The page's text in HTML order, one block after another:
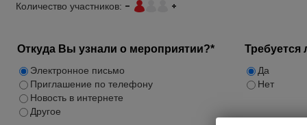
Количество участников:
Откуда Вы узнали о мероприятии?*
Электронное письмо
Приглашение по телефону
Новость в интернете
Другое
Требуется
Да
Нет